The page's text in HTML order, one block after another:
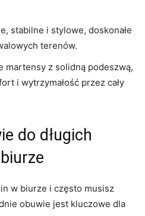
stabilne i stylowe, doskonałe
terenów.
martensy z solidną podeszwą,
i wytrzymałość przez cały
‍do⁣ długich
w ​biurze i często musisz⁣
obuwie jest kluczowe‍ dla